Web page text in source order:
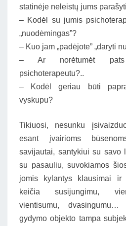
statinėje neleistų jums
– Kodėl su jumis
„nuodėmingas”?
– Kuo jam „padėjote” „daryti
– Ar norėtumėt pats
psichoterapeutu?..
– Kodėl geriau būti
vyskupu?
Tikiuosi, nesunku
esant įvairioms
savijautai, santykiui su savo
su pasauliu, suvokiamos
jomis kylantys klausimai ir
keičia susijungimu,
vientisumu,
gydymo objekto tampa